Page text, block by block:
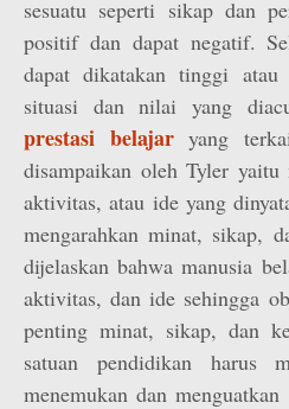
sesuatu seperti sikap dan
positif dan dapat negatif.
dapat dikatakan tinggi atau
situasi dan nilai yang
prestasi belajaryang
disampaikan oleh Tyler
aktivitas, atau ide yang
mengarahkan minat, sikap,
dijelaskan bahwa manusia
aktivitas, dan ide sehingga
penting minat, sikap, dan
satuan pendidikan harus
menemukan dan